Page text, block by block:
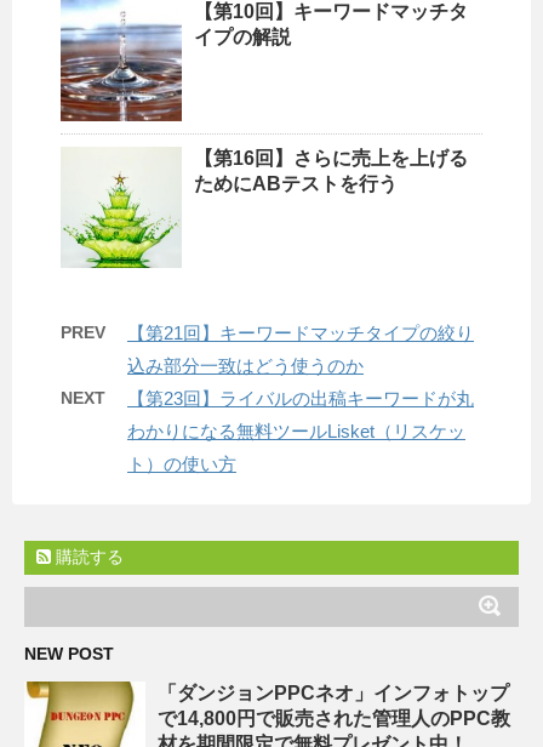
【第10回】キーワードマッチタ
イプの解説
【第16回】さらに売上を上げる
ためにABテストを行う
PREV
【第21回】キーワードマッチタイプの絞り
込み部分一致はどう使うのか
NEXT
【第23回】ライバルの出稿キーワードが丸
わかりになる無料ツールLisket（リスケッ
ト）の使い方
購読する
NEW POST
「ダンジョンPPCネオ」インフォトップ
で14,800円で販売された管理人のPPC教